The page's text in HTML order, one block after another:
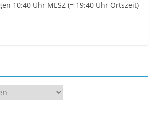
10:40 Uhr MESZ (= 19:40 Uhr Ortszeit)